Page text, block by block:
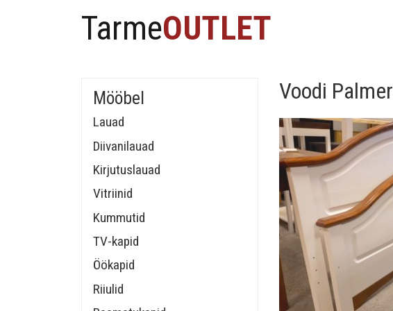
TarmeOUTLET
Mööbel
Lauad
Diivanilauad
Kirjutuslauad
Vitriinid
Kummutid
TV-kapid
Öökapid
Riiulid
Voodi Palmer